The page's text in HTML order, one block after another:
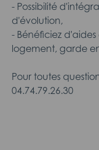
- Possibilité
d'évolution,
- Bénéficiez
logement, garde
Pour toutes
04.74.79.26.30